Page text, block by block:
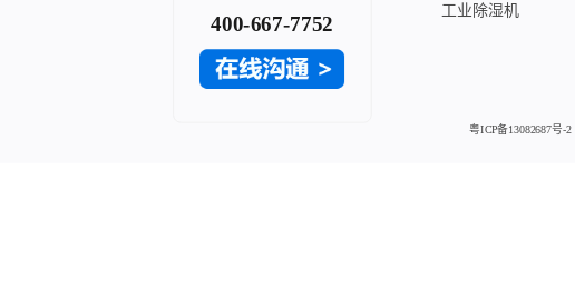
400-667-7752
工业除湿机
粤ICP备13082687号-2